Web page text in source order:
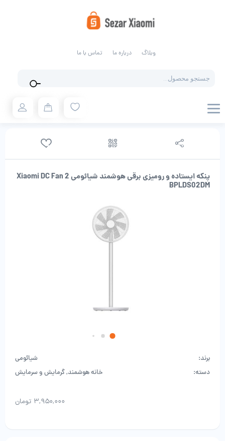
وبلاگ درباره ما تماس با ما
search
پنکه ایستاده و رومیزی برقی هوشمند شیائومی Xiaomi DC Fan 2
BPLDS02DM
برند:
شیائومی
دسته:
خانه هوشمند,گرمایش و سرمایش
۳,۹۵۰,۰۰۰ تومان